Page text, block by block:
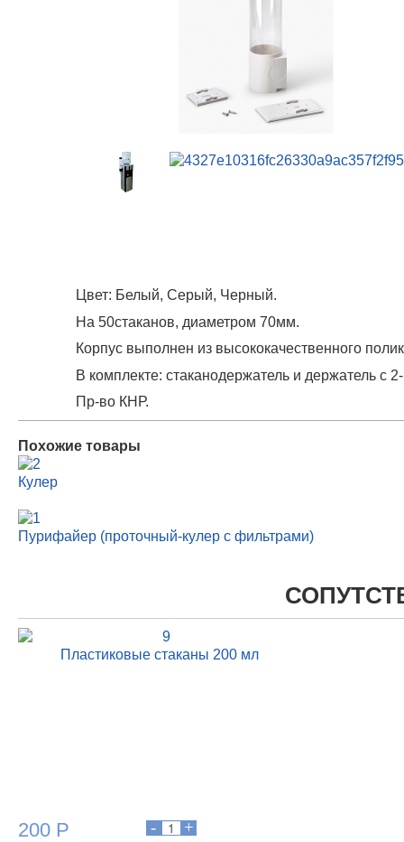
Цвет: Белый, Серый, Черный.
На 50стаканов, диаметром 70мм.
Корпус выполнен из высококачественного
В комплекте: стаканодержатель и держатель с
Пр-во КНР.
Похожие товары
Кулер
Пурифайер (проточный-кулер с фильтрами)
Пластиковые стаканы 200 мл
200 Р